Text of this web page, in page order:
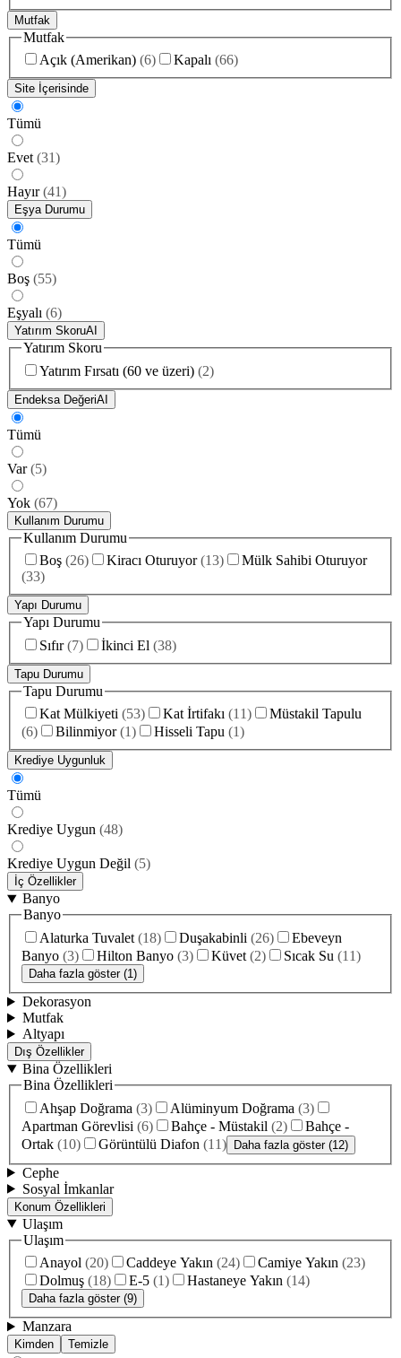
Mutfak
Mutfak
Açık (Amerikan) (6) Kapalı (66)
Site İçerisinde
Tümü
Evet (31)
Hayır (41)
Eşya Durumu
Tümü
Boş (55)
Eşyalı (6)
Yatırım SkoruAI
Yatırım Skoru
Yatırım Fırsatı (60 ve üzeri) (2)
Endeksa DeğeriAI
Tümü
Var (5)
Yok (67)
Kullanım Durumu
Kullanım Durumu
Boş (26) Kiracı Oturuyor (13)
Mülk Sahibi Oturuyor
(33)
Yapı Durumu
Yapı Durumu
Sıfır (7) İkinci El (38)
Tapu Durumu
Tapu Durumu
Kat Mülkiyeti (53) Kat İrtifakı (11)
Müstakil Tapulu
(6) Bilinmiyor (1) Hisseli Tapu (1)
Krediye Uygunluk
Tümü
Krediye Uygun (48)
Krediye Uygun Değil (5)
İç Özellikler
Banyo
Banyo
Alaturka Tuvalet (18) Duşakabinli (26)
Ebeveyn
Banyo (3) Hilton Banyo (3) Küvet (2) Sıcak Su (11)
Daha fazla göster (1)
Dekorasyon
Mutfak
Altyapı
Dış Özellikler
Bina Özellikleri
Bina Özellikleri
Ahşap Doğrama (3) Alüminyum Doğrama (3)
Apartman Görevlisi (6) Bahçe - Müstakil (2)
Bahçe -
Ortak (10) Görüntülü Diafon (11) Daha fazla göster (12)
Cephe
Sosyal İmkanlar
Konum Özellikleri
Ulaşım
Ulaşım
Anayol (20) Caddeye Yakın (24) Camiye Yakın (23)
Dolmuş (18) E-5 (1) Hastaneye Yakın (14)
Daha fazla göster (9)
Manzara
Kimden Temizle